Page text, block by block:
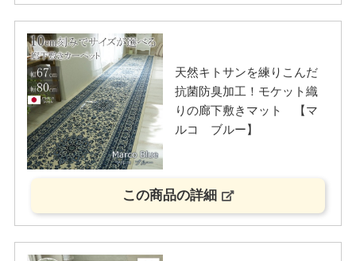
天然キトサンを練りこんだ
抗菌防臭加工！モケット織
りの廊下敷きマット 【マ
ルコ ブルー】
この商品の詳細